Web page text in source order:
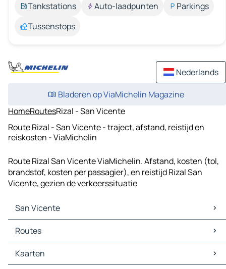
Tankstations
Auto-laadpunten
Parkings
Tussenstops
Nederlands
Bladeren op ViaMichelin Magazine
HomeRoutesRizal - San Vicente
Route Rizal - San Vicente - traject, afstand, reistijd en
reiskosten - ViaMichelin
Route Rizal San Vicente ViaMichelin. Afstand, kosten (tol,
brandstof, kosten per passagier), en reistijd Rizal San
Vicente, gezien de verkeerssituatie
San Vicente
San Vicente Kaarten
San Vicente Verkeer
San Vicente Hotels
San Vicente Restaurants
Routes
Routes San Vicente - Pandan
Routes San Vicente - Panganiban
Kaarten